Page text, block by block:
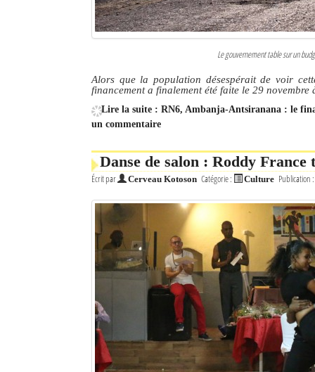
Le gouvernement table sur un
Alors que la population désespérait de voir
financement a finalement été faite le 29
Lire la suite : RN6, Ambanja-Antsiranana : le
un commentaire
Danse de salon : Roddy
Écrit par Cerveau Kotoson Catégorie : Culture Publication :